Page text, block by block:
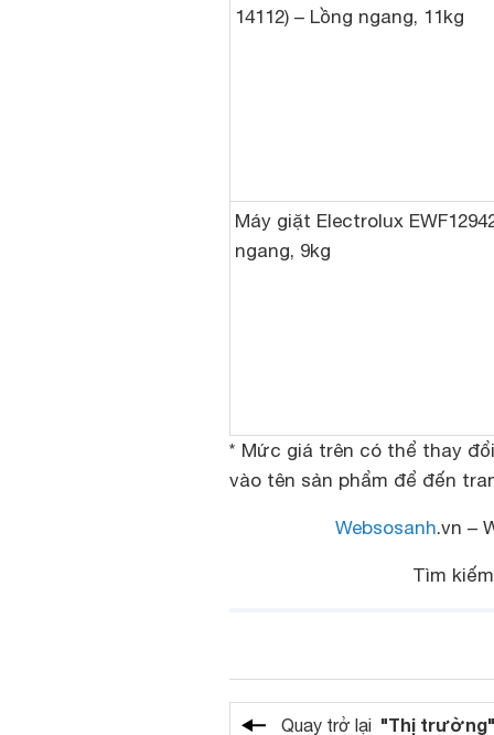
14112) – Lồng ngang, 11kg
Máy giặt Electrolux
ngang, 9kg
* Mức giá trên có thể thay
vào tên sản phẩm để đến
Websosanh.vn –
Tìm
Quay trở lại "Thị trường"